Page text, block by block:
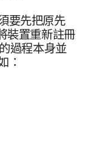
要​先​把​原先
裝置​重新​註冊​
過程​本身​並​
：